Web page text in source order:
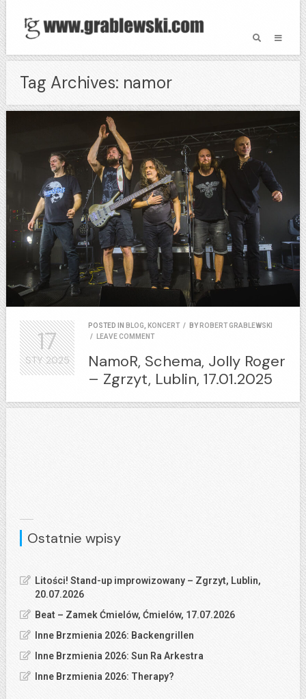
Tag Archives: namor
POSTED IN BLOG KONCERT / BY ROBERT GRABLEWSKI
/
LEAVE COMMENT
NamoR, Schema, Jolly Roger
– Zgrzyt, Lublin, 17.01.2025
17
STY2025
Ostatnie wpisy
Litości! Stand-up improwizowany – Zgrzyt, Lublin,
20.07.2026
Beat – Zamek Ćmielów, Ćmielów, 17.07.2026
Inne Brzmienia 2026: Backengrillen
Inne Brzmienia 2026: Sun Ra Arkestra
Inne Brzmienia 2026: Therapy?